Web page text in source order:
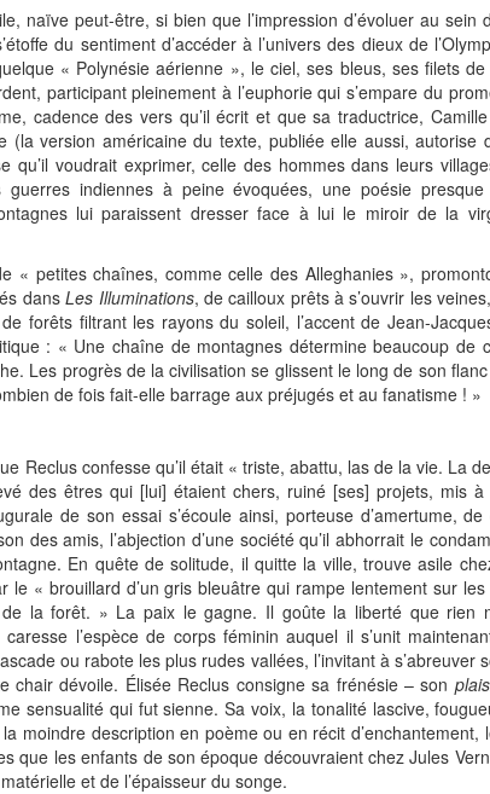
naïve peut-être, si bien que l’impression d’évoluer au sein
du sentiment d’accéder à l’univers des dieux de
« Polynésie aérienne », le ciel, ses bleus, ses filets
participant pleinement à l’euphorie qui s’empare du
cadence des vers qu’il écrit et que sa traductrice,
version américaine du texte, publiée elle aussi, autorise
qu’il voudrait exprimer, celle des hommes dans leurs
guerres indiennes à peine évoquées, une poésie
lui paraissent dresser face à lui le miroir de la
petites chaînes, comme celle des Alleghanies »,
dansLes Illuminations, de cailloux prêts à s’ouvrir les
forêts filtrant les rayons du soleil, l’accent de Jean-
: « Une chaîne de montagnes détermine beaucoup de
Les progrès de la civilisation se glissent le long de son flanc
de fois fait-elle barrage aux préjugés et au fanatisme ! »
Reclus confesse qu’il était « triste, abattu, las de la vie. La
des êtres qui [lui] étaient chers, ruiné [ses] projets, mis à
de son essai s’écoule ainsi, porteuse d’amertume,
des amis, l’abjection d’une société qu’il abhorrait le
En quête de solitude, il quitte la ville, trouve asile
le « brouillard d’un gris bleuâtre qui rampe lentement sur
la forêt. » La paix le gagne. Il goûte la liberté que rien
l’espèce de corps féminin auquel il s’unit
ou rabote les plus rudes vallées, l’invitant à s’abreuver
chair dévoile. Élisée Reclus consigne sa frénésie – son
sensualité qui fut sienne. Sa voix, la tonalité lascive,
moindre description en poème ou en récit d’enchantement,
que les enfants de son époque découvraient chez Jules
et de l’épaisseur du songe.